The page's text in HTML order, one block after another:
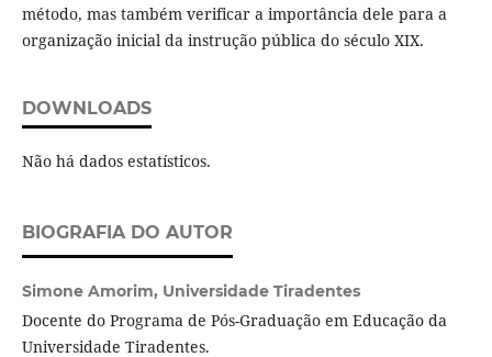
método, mas também verificar a importância dele para a
organização inicial da instrução pública do século XIX.
DOWNLOADS
Não há dados estatísticos.
BIOGRAFIA DO AUTOR
Simone Amorim, Universidade Tiradentes
Docente do Programa de Pós-Graduação em Educação da
Universidade Tiradentes.